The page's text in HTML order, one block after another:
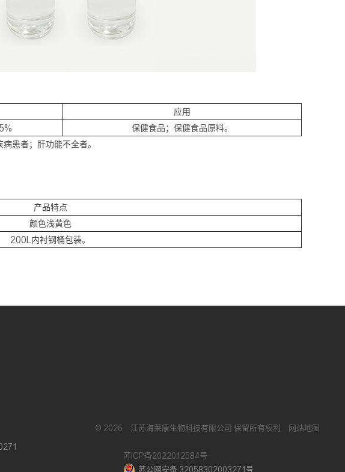
应用
保健食品；保健食品原料。
患者；肝功能不全者。
产品特点
颜色浅黄色
200L内衬钢桶包装。
© 2026 江苏海莱康生物科技有限公司 保留所有权利 网站地图
苏ICP备2022012584号
苏公网安备 32058302003271号